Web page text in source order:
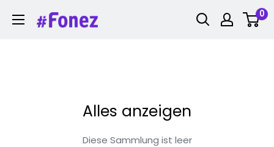
Inhalt
Fonez 0
Alles anzeigen
Diese Sammlung ist leer